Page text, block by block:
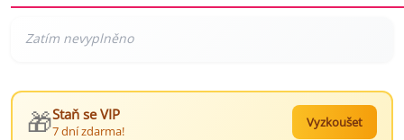
🎁Staň se VIP
7 dní zdarma!
Vyzkoušet